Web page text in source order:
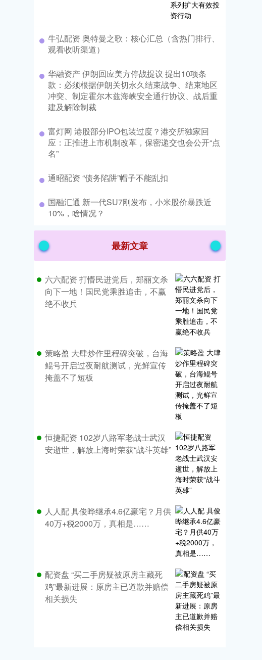
​牛弘配资 奥特曼之歌：核心汇总（含热门排行、
观看收听渠道）
​华融资产 伊朗回应美方停战提议 提出10项条
款：必须根据伊朗关切永久结束战争、结束地区
冲突、制定霍尔木兹海峡安全通行协议、战后重
建及解除制裁
​富灯网 港股部分IPO包装过度？港交所独家回
应：正推进上市机制改革，保密递交也会公开“点
名”
​通昭配资 “债务陷阱”帽子不能乱扣
​国融汇通 新一代SU7刚发布，小米股价暴跌近
10%，啥情况？
最新文章
六六配资 打懵民进党后，郑丽文杀
向下一地！国民党乘胜追击，不赢
绝不收兵
策略盈 大肆炒作里程碑突破，台海
鲲号开启过夜耐航测试，光鲜宣传
掩盖不了短板
恒捷配资 102岁八路军老战士武汉
安逝世，解放上海时荣获“战斗英雄”
人人配 具俊晔继承4.6亿豪宅？月供
40万+税2000万，真相是……
配资盘 “买二手房疑被原房主藏死
鸡”最新进展：原房主已道歉并赔偿
相关损失